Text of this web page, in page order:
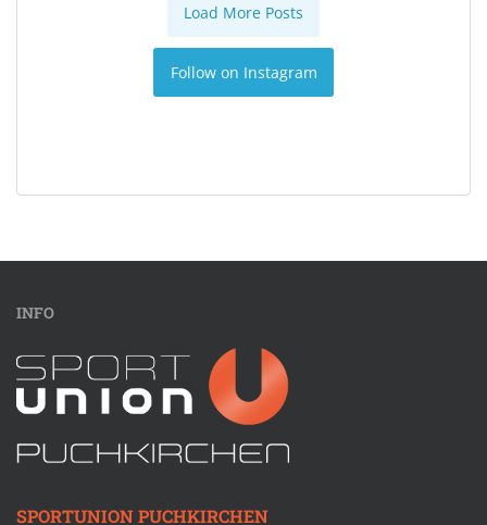
Load More Posts
Follow on Instagram
INFO
SPORTUNION PUCHKIRCHEN